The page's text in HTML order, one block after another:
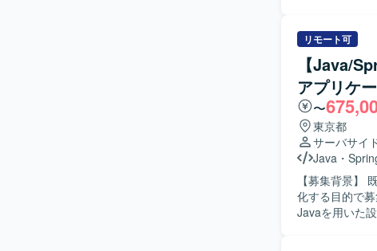
める人物像】
求めています
しを通じてプロ
ンの魅力】 ク
ションクリテ
クトであるた
できます。 【開発環境】 AWS上に構築された環境で、Java、JavaScript、JSPなどを用いてシ
ステム開発を
リモート可
【Java/
アプリケ
〜
東京都
サーバサイ
Java ・
【募集背景】
化する目的で募集しております。 【作業内
Javaを用いた